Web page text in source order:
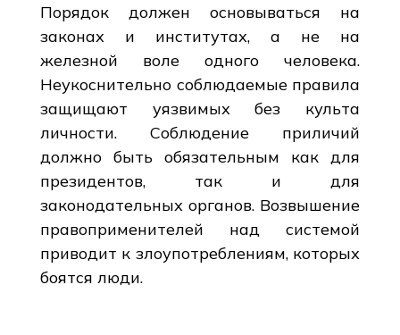
Порядок должен основываться на
законах и институтах, а не на
железной воле одного человека.
Неукоснительно соблюдаемые правила
защищают уязвимых без культа
личности. Соблюдение приличий
должно быть обязательным как для
президентов, так и для
законодательных органов. Возвышение
правоприменителей над системой
приводит к злоупотреблениям, которых
боятся люди.